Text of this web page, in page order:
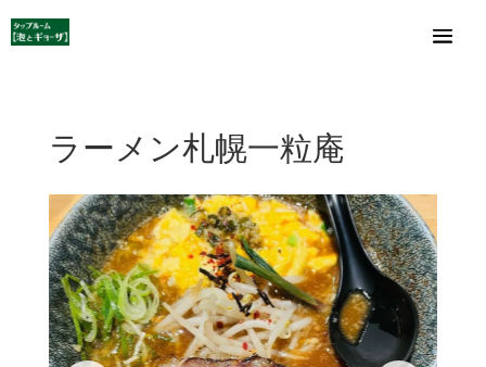
ラーメン札幌一粒庵